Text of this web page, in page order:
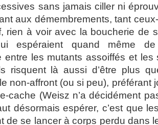
sans jamais ciller ni
aux démembrements, tant
rien à voir avec la boucherie de
espéraient quand même
entre les mutants assoiffés et
risquent là aussi d’être plus
non-affront (ou si peu), préférant
cache (Weisz n’a décidément
désormais espérer, c’est que
de se lancer à corps perdu dans